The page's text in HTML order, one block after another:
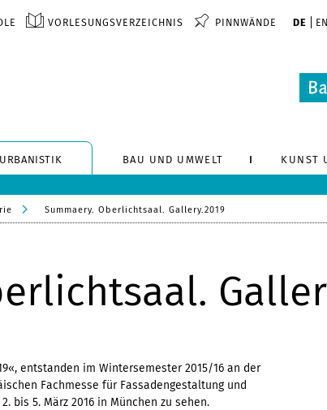
VORLESUNGSVERZEICHNIS PINNWÄNDE DE EN
BAU UND UMWELT KUNST
Summaery. Oberlichtsaal. Gallery.2019
entstanden im Wintersemester 2015/16 an der
Fachmesse für Fassadengestaltung und
bis 5. März 2016 in München zu sehen.